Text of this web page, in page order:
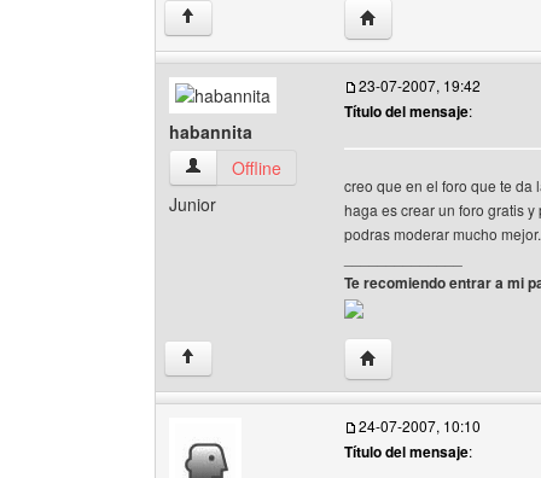
↑ Visitar sitio web del
habannita
habannita Ver perfil del usuario
Offline
Junior
23-07-2007, 19:42
Título del mensaje:
creo que en el foro que te da
haga es crear un foro gratis
podras moderar mucho mejor.
Te recomiendo entrar a mi
↑ Visitar sitio web del
24-07-2007, 10:10
Título del mensaje: